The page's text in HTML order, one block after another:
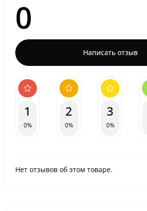
0
Написать отзыв
1
0%
2
0%
3
0%
Нет отзывов об этом товаре.